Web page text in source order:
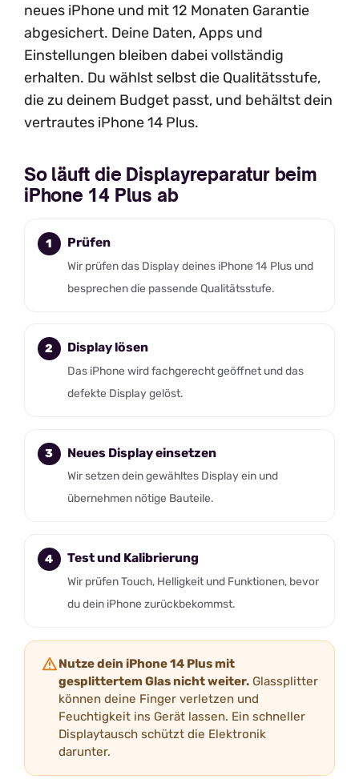
neues iPhone und mit 12 Monaten Garantie
abgesichert. Deine Daten, Apps und
Einstellungen bleiben dabei vollständig
erhalten. Du wählst selbst die Qualitätsstufe,
die zu deinem Budget passt, und behältst dein
vertrautes iPhone 14 Plus.
So läuft die Displayreparatur beim
iPhone 14 Plus ab
Prüfen
Wir prüfen das Display deines iPhone 14 Plus und
besprechen die passende Qualitätsstufe.
Display lösen
Das iPhone wird fachgerecht geöffnet und das
defekte Display gelöst.
Neues Display einsetzen
Wir setzen dein gewähltes Display ein und
übernehmen nötige Bauteile.
Test und Kalibrierung
Wir prüfen Touch, Helligkeit und Funktionen, bevor
du dein iPhone zurückbekommst.
Nutze dein iPhone 14 Plus mit
gesplittertem Glas nicht weiter. Glassplitter
können deine Finger verletzen und
Feuchtigkeit ins Gerät lassen. Ein schneller
Displaytausch schützt die Elektronik
darunter.